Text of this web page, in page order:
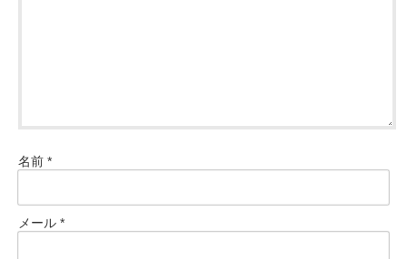
名前 *
メール *